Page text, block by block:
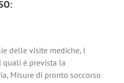
delle visite mediche, I
è prevista la
Misure di pronto soccorso